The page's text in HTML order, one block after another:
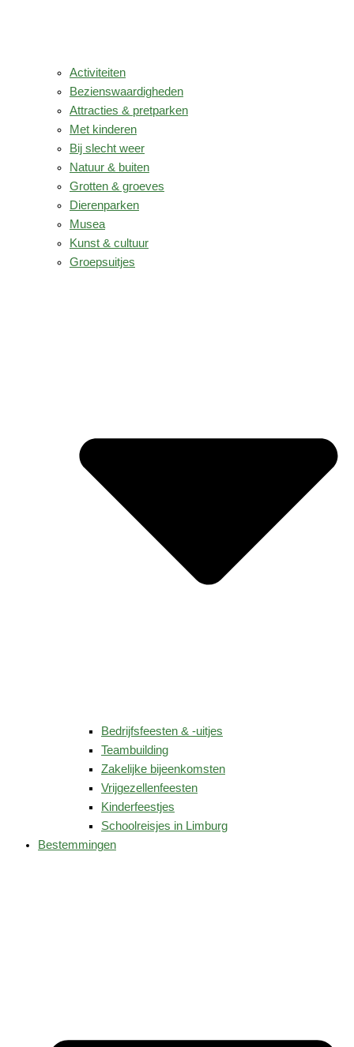
Activiteiten
Bezienswaardigheden
Attracties & pretparken
Met kinderen
Bij slecht weer
Natuur & buiten
Grotten & groeves
Dierenparken
Musea
Kunst & cultuur
Groepsuitjes
Bedrijfsfeesten & -uitjes
Teambuilding
Zakelijke bijeenkomsten
Vrijgezellenfeesten
Kinderfeestjes
Schoolreisjes in Limburg
Bestemmingen